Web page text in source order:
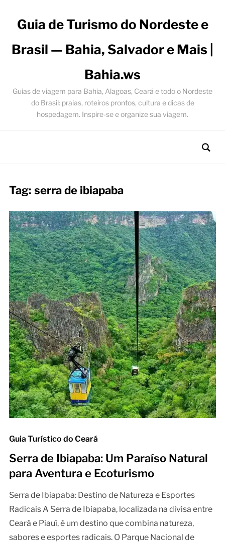
Guia de Turismo do Nordeste e
Brasil — Bahia, Salvador e Mais |
Bahia.ws
Guias de viagem para Bahia, Alagoas, Ceará e todo o Nordeste
do Brasil: praias, roteiros prontos, cultura e dicas de
hospedagem. Inspire-se e organize sua viagem.
Tag: serra de ibiapaba
Guia Turístico do Ceará
Serra de Ibiapaba: Um Paraíso Natural
para Aventura e Ecoturismo
Serra de Ibiapaba: Destino de Natureza e Esportes
Radicais A Serra de Ibiapaba, localizada na divisa entre
Ceará e Piauí, é um destino que combina natureza,
sabores e esportes radicais. O Parque Nacional de